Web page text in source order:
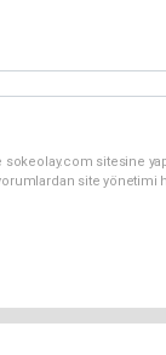
sitesine
site